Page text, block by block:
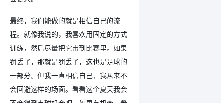
最终，我们能做的就是相信自己的流
程。就像我说的，我喜欢用固定的方式
训练，然后尽量把它带到比赛里。如果
罚丢了，那就是罚丢了，这也是足球的
一部分。但我一直相信自己，我从来不
会回避这样的场面。看看这个夏天我会